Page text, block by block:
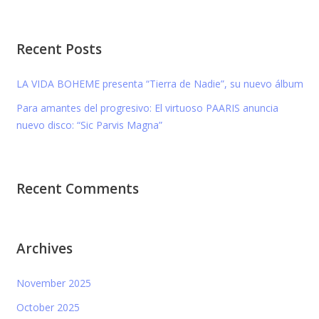
Recent Posts
LA VIDA BOHEME presenta “Tierra de Nadie”, su nuevo álbum
Para amantes del progresivo: El virtuoso PAARIS anuncia
nuevo disco: “Sic Parvis Magna”
Recent Comments
Archives
November 2025
October 2025